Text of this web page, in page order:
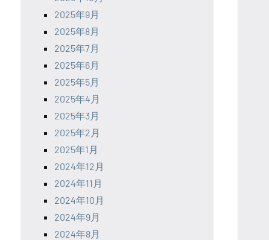
2025年9月
2025年8月
2025年7月
2025年6月
2025年5月
2025年4月
2025年3月
2025年2月
2025年1月
2024年12月
2024年11月
2024年10月
2024年9月
2024年8月